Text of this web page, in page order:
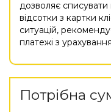
дозволяє
відсотки з картки
ситуацій,
платежі з
Потрібна